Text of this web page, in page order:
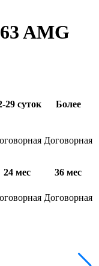
AMG
29 суток Более
Договорная
24 мес
36 мес
Договорная